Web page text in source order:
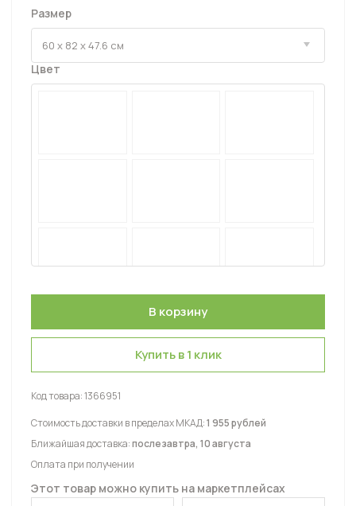
Размер
Цвет
Купить в 1 клик
Код товара:1366951
Стоимость доставки в пределах МКАД:1 955 рублей
Ближайшая доставка:послезавтра, 10 августа
Оплата при получении
Этот товар можно купить на маркетплейсах